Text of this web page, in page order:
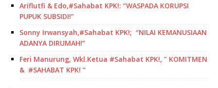
Ariflutfi & Edo,#Sahabat KPK!: “WASPADA KORUPSI
PUPUK SUBSIDI!”
Sonny Irwansyah,#Sahabat KPK!; “NILAI KEMANUSIAAN
ADANYA DIRUMAH!”
Feri Manurung, Wkl.Ketua #Sahabat KPK!, ” KOMITMEN
& #SAHABAT KPK! “